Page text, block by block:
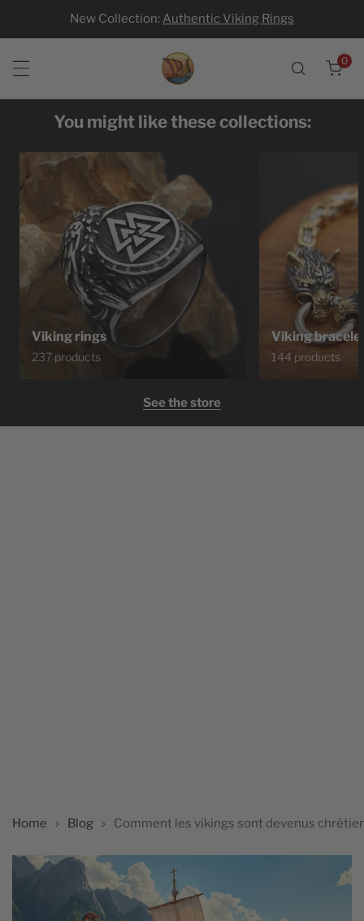
New Collection: Authentic Viking Rings
0
You might like these collections:
Viking rings
237 products
Viking
144 products
See the store
Home Blog Comment les vikings sont devenus